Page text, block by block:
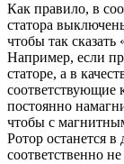
Как правило, в
статора
чтобы так
Например, если
статоре, а в
соответствующие
постоянно
чтобы с
Ротор останется
соответственно